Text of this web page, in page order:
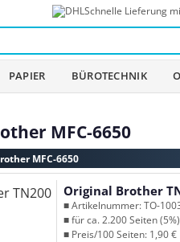
Schnelle Lieferung
PAPIER BÜROTECHNIK
MFC-6650
MFC-6650
Original Brother
■ Artikelnummer: TO-
■ für ca. 2.200 Seiten (5%)
■ Preis/100 Seiten: 1,90 €